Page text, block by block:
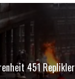
451 Replikler